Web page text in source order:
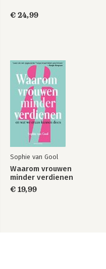
€ 24,99
Sophie van Gool
Waarom vrouwen
minder verdienen
€ 19,99